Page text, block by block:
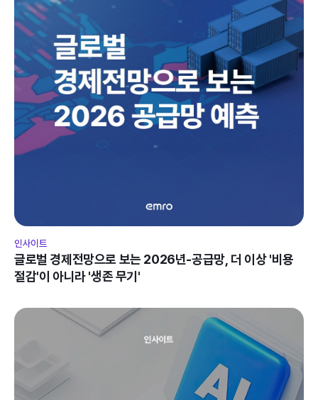
인사이트
글로벌 경제전망으로 보는 2026년-공급망, 더 이상 '비용
절감'이 아니라 '생존 무기'